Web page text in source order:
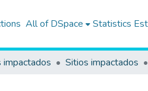
All of DSpace Statistics
impactados Sitios impactados